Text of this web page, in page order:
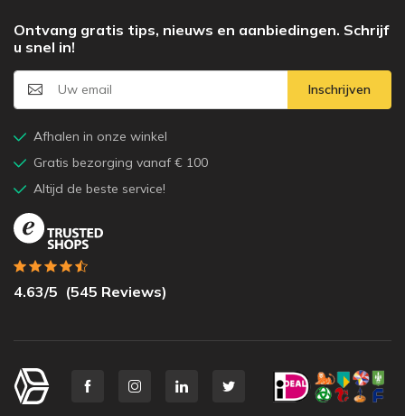
Ontvang gratis tips, nieuws en aanbiedingen. Schrijf
u snel in!
Inschrijven
Afhalen in onze winkel
Gratis bezorging vanaf € 100
Altijd de beste service!
4.63/5 (545 Reviews)